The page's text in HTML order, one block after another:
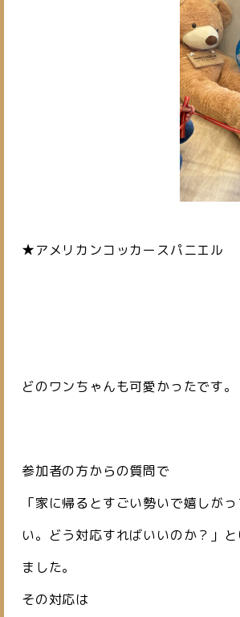
★アメリカンコッカースパニエル
どのワンちゃんも可愛かったです。
参加者の方からの質問で
「家に帰るとすごい勢いで嬉しが
い。どう対応すればいいのか？」
ました。
その対応は